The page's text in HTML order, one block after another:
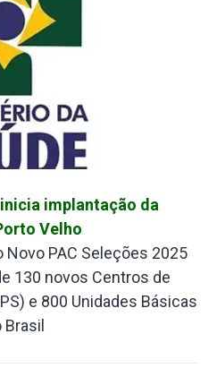
implantação da
Velho
PAC Seleções 2025
130 novos Centros de
e 800 Unidades Básicas